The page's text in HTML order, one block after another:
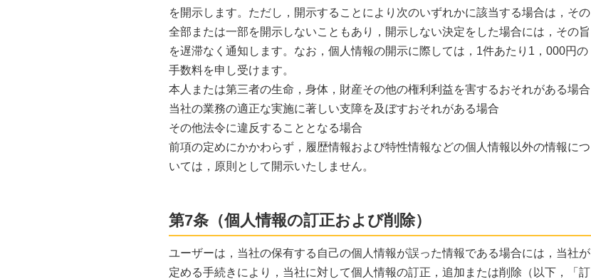
を開示します。ただし，開示することにより次のいずれかに該当する場合は，その
全部または一部を開示しないこともあり，開示しない決定をした場合には，その旨
を遅滞なく通知します。なお，個人情報の開示に際しては，1件あたり1，000円の
手数料を申し受けます。
本人または第三者の生命，身体，財産その他の権利利益を害するおそれがある場合
当社の業務の適正な実施に著しい支障を及ぼすおそれがある場合
その他法令に違反することとなる場合
前項の定めにかかわらず，履歴情報および特性情報などの個人情報以外の情報につ
いては，原則として開示いたしません。
第7条（個人情報の訂正および削除）
ユーザーは，当社の保有する自己の個人情報が誤った情報である場合には，当社が
定める手続きにより，当社に対して個人情報の訂正，追加または削除（以下，「訂